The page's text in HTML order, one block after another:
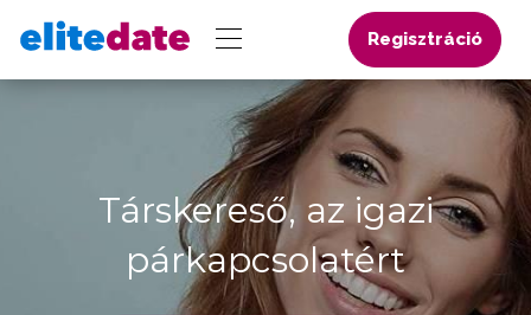
Regisztráció
Társkereső, az igazi
párkapcsolatért